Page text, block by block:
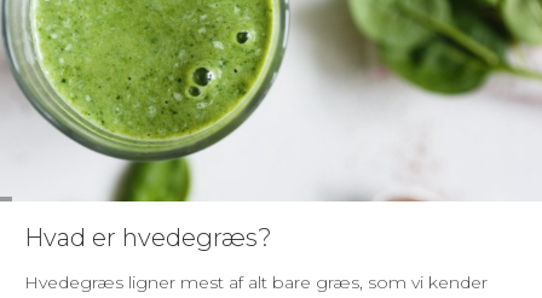
Hvad er hvedegræs?
Hvedegræs ligner mest af alt bare græs, som vi kender